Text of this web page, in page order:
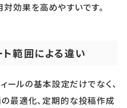
効果を高めやすいです。
範囲による違い
ールの基本設定だけでなく、
最適化、定期的な投稿作成